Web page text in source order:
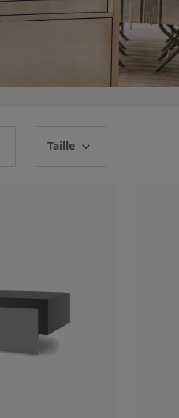
Taille expand_more